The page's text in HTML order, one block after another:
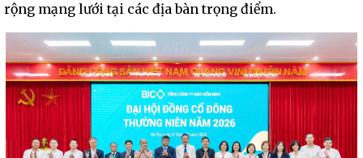
rộng mạng lưới tại các địa bàn trọng điểm.